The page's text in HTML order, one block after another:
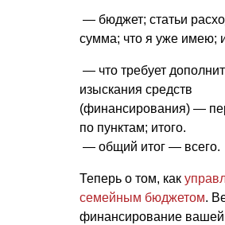
— бюджет; статьи
сумма; что я уже имею;
— что требует
изыскания средств
(финансирования) —
по пунктам; итого.
— общий итог — всего.
Теперь о том, как
семейным бюджетом.
финансирование